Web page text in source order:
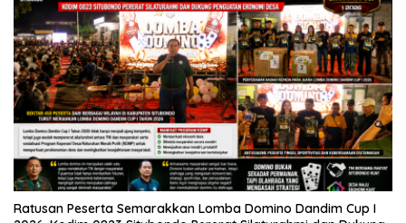
Ratusan Peserta Semarakkan Lomba Domino Dandim Cup I